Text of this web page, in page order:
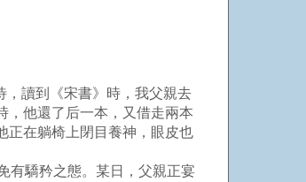
讀到《宋書》時，我父親去
，他還了后一本，又借走兩本
正在躺椅上閉目養神，眼皮也
驕矜之態。某日，父親正宴